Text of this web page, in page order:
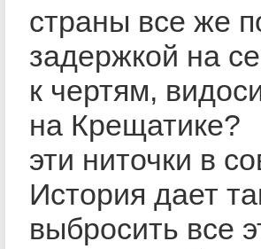
страны все же
задержкой на
к чертям,
на Крещатике?
эти ниточки в
История дает
выбросить все